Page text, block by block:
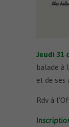
Jeudi 31
balade à
et de ses
Rdv à